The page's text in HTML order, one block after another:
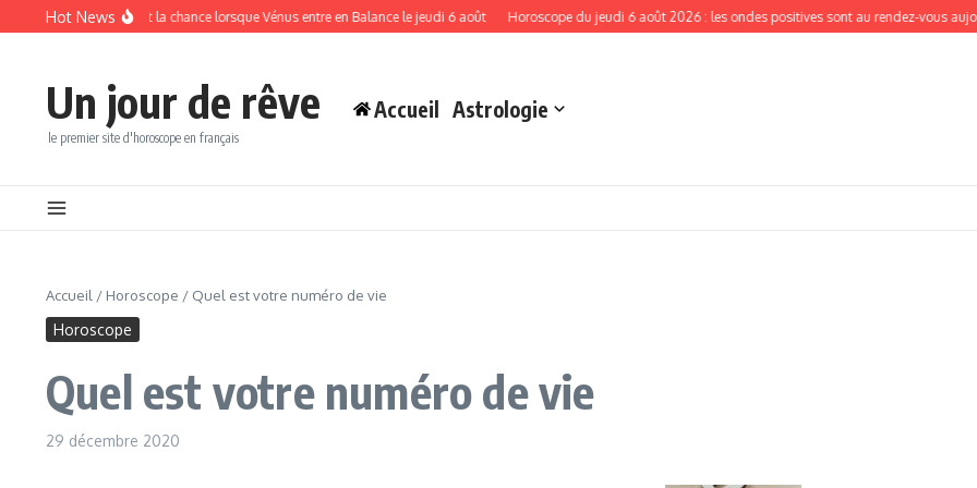
Aller au contenu
Hot News
et la chance lorsque Vénus entre en Balance le jeudi 6 août Horoscope du jeudi 6 août 2026 : les ondes positives sont au rendez-vous aujourd’hui
Un jour de rêve
le premier site d'horoscope en français
Accueil Astrologie
Accueil / Horoscope / Quel est votre numéro de vie
Horoscope
Quel est votre numéro de vie
29 décembre 2020